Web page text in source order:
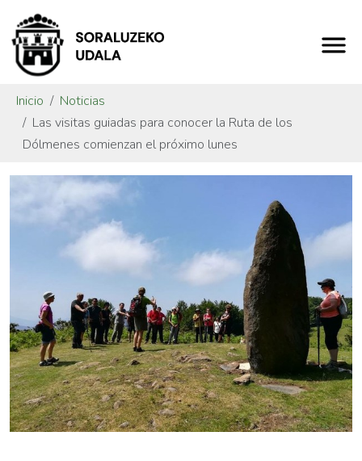
Inicio
Noticias
Las visitas guiadas para conocer la Ruta de los
Dólmenes comienzan el próximo lunes